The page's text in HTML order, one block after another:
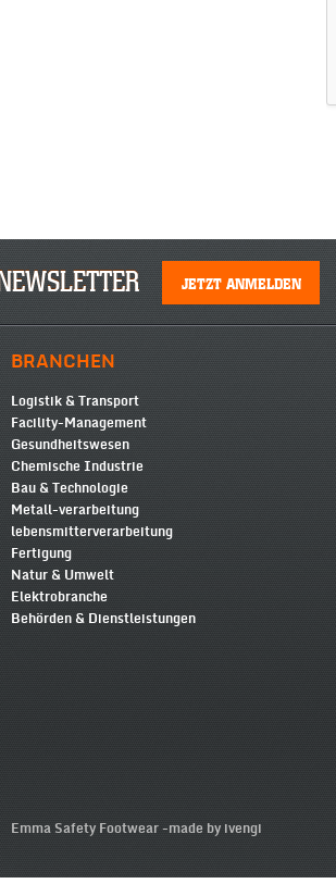
JETZT ANMELDEN
BRANCHEN
Logistik & Transport
Facility-Management
Gesundheitswesen
Chemische Industrie
Bau & Technologie
Metall-verarbeitung
lebensmitterverarbeitung
Fertigung
Natur & Umwelt
Elektrobranche
Behörden & Dienstleistungen
Emma Safety Footwear -made by ivengi